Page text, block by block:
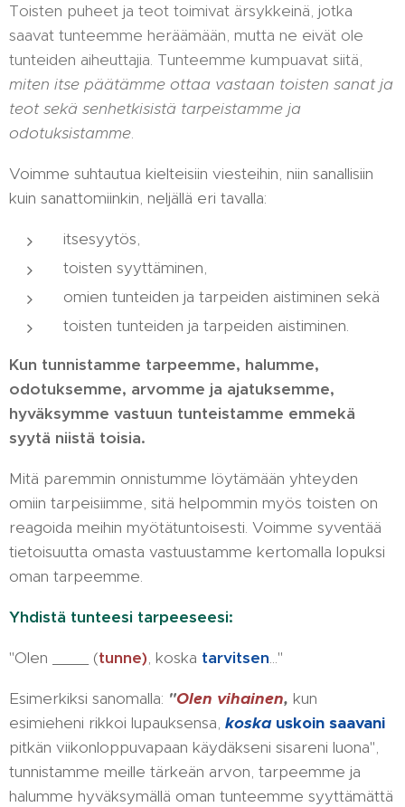
Toisten puheet ja teot toimivat ärsykkeinä, jotka
saavat tunteemme heräämään, mutta ne eivät ole
tunteiden aiheuttajia. Tunteemme kumpuavat siitä,
miten itse päätämme ottaa vastaan toisten sanat ja
teot sekä senhetkisistä tarpeistamme ja
odotuksistamme.
Voimme suhtautua kielteisiin viesteihin, niin sanallisiin
kuin sanattomiinkin, neljällä eri tavalla:
itsesyytös,
toisten syyttäminen,
omien tunteiden ja tarpeiden aistiminen sekä
toisten tunteiden ja tarpeiden aistiminen.
Kun tunnistamme tarpeemme, halumme,
odotuksemme, arvomme ja ajatuksemme,
hyväksymme vastuun tunteistamme emmekä
syytä niistä toisia.
Mitä paremmin onnistumme löytämään yhteyden
omiin tarpeisiimme, sitä helpommin myös toisten on
reagoida meihin myötätuntoisesti. Voimme syventää
tietoisuutta omasta vastuustamme kertomalla lopuksi
oman tarpeemme.
Yhdistä tunteesi tarpeeseesi:
"Olen ____ (tunne), koska tarvitsen..."
Esimerkiksi sanomalla: "Olen vihainen, kun
esimieheni rikkoi lupauksensa, koska uskoin saavani
pitkän viikonloppuvapaan käydäkseni sisareni luona",
tunnistamme meille tärkeän arvon, tarpeemme ja
halumme hyväksymällä oman tunteemme syyttämättä